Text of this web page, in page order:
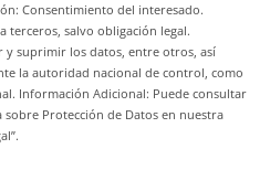
Consentimiento del interesado.
terceros, salvo obligación legal.
y suprimir los datos, entre otros, así
la autoridad nacional de control, como
Información Adicional: Puede consultar
Protección de Datos en nuestra